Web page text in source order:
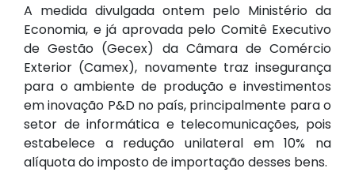
A medida divulgada ontem pelo Ministério da
Economia, e já aprovada pelo Comitê Executivo
de Gestão (Gecex) da Câmara de Comércio
Exterior (Camex), novamente traz insegurança
para o ambiente de produção e investimentos
em inovação P&D no país, principalmente para o
setor de informática e telecomunicações, pois
estabelece a redução unilateral em 10% na
alíquota do imposto de importação desses bens.